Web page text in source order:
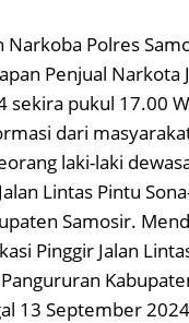
Polres
Penjual Narkota
pukul 17.00
dari
laki-laki
Lintas Pintu
Samosir.
Pinggir Jalan
13 September